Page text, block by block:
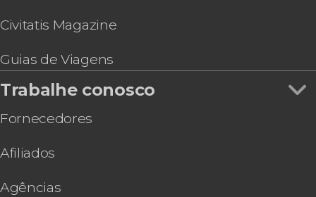
Civitatis Magazine
Guias de Viagens
Trabalhe conosco
Fornecedores
Afiliados
Agências